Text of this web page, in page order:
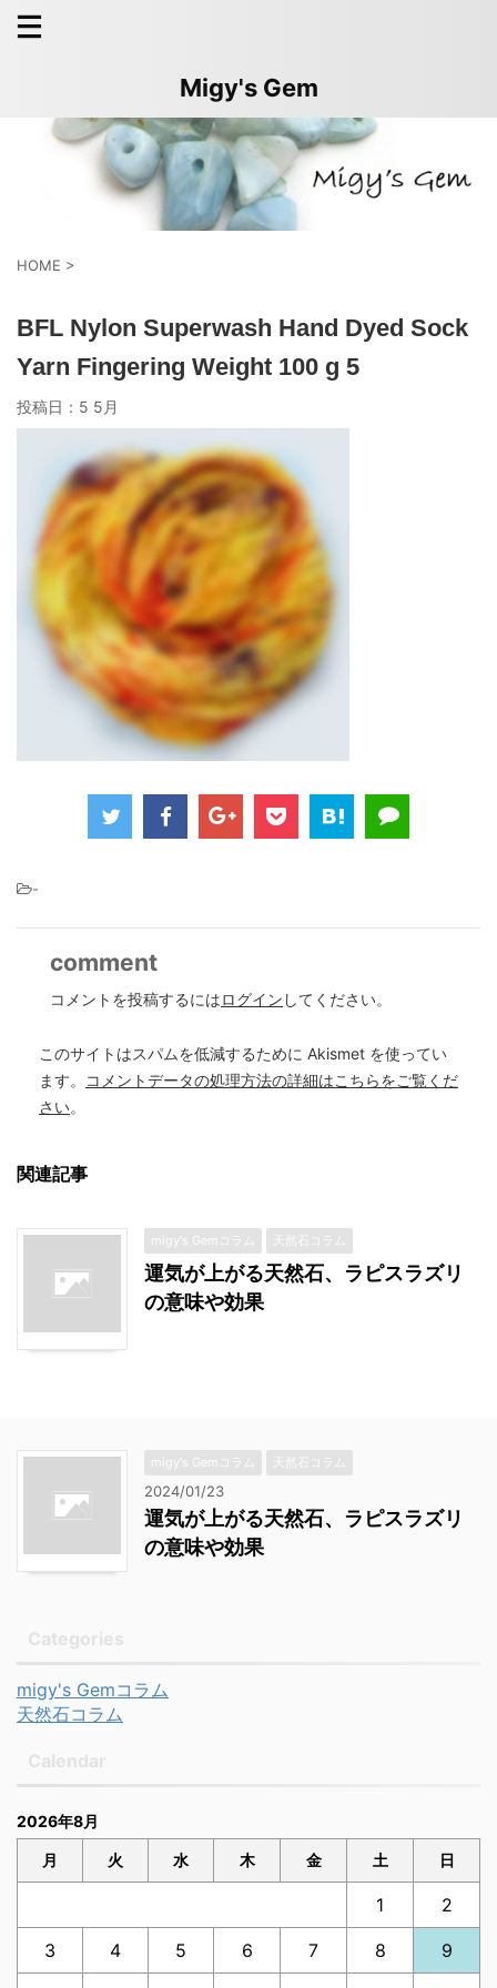
Migy's Gem
HOME >
BFL Nylon Superwash Hand Dyed Sock
Yarn Fingering Weight 100 g 5
投稿日： 5 5月
-
comment
コメントを投稿するにはログイン してください。
このサイトはスパムを低減するために Akismet を使ってい
ます。
コメントデータの処理方法の詳細はこちらをご覧くだ
さい。
関連記事
migy's Gemコラム 天然石コラム
運気が上がる天然石、ラピスラズリ
の意味や効果
migy's Gemコラム 天然石コラム
2024/01/23
運気が上がる天然石、ラピスラズリ
の意味や効果
migy's Gemコラム
天然石コラム
2026年8月
月 火 水 木 金 土 日
1 2
3 4 5 6 7 8 9